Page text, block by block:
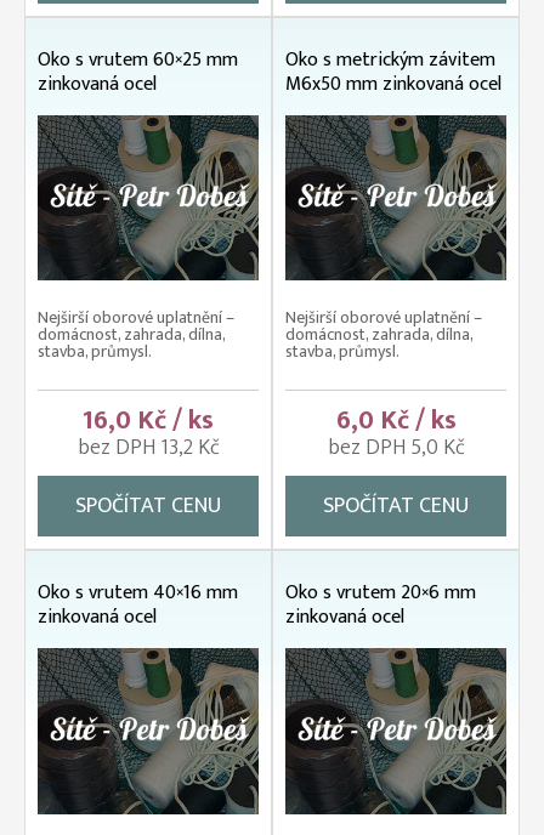
Oko s vrutem 60×25 mm
zinkovaná ocel
Nejširší oborové uplatnění –
domácnost, zahrada, dílna,
stavba, průmysl.
16,0 Kč / ks
bez DPH 13,2 Kč
SPOČÍTAT CENU
Oko s metrickým závitem
M6x50 mm zinkovaná ocel
Nejširší oborové uplatnění –
domácnost, zahrada, dílna,
stavba, průmysl.
6,0 Kč / ks
bez DPH 5,0 Kč
SPOČÍTAT CENU
Oko s vrutem 40×16 mm
zinkovaná ocel
Oko s vrutem 20×6 mm
zinkovaná ocel